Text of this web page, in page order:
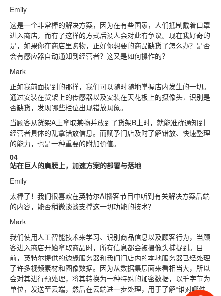
Emily
这是一个非常棒的解决方案，因为在有些国家，人们抵制戴着口罩
进入商店，而有了这样的方式后没人会对此有争议。现在我好奇的
是，如果你在商店里购物，正好你想要的商品缺货了怎么办？是否
会有感应器自动通知到经营者？这又是如何操作的？
Mark
正如我前面提到的那样，我们可以随时随地掌握店内发生的一切。
通过安装在货架上的传感器以及安装在天花板上的摄像头，识别是
否缺货，发现哪些栏位出现错放现象。
当顾客从货架A上拿取某物并放到了货架B上时，就能准确通知到
经营者具体的乱拿错放信息。而赋予门店及时了解错放、快速整理
的能力，也是一种重要的附加价值。
04
站在巨人的肩膀上，加速方案的部署与落地
Emily
太棒了！我们很喜欢在英特尔AI播客节目中听到有关解决方案后端
的内容，能否稍微谈谈支撑这一切功能的技术？
Mark
我们使用人工智能技术来学习、识别商品信息以及顾客行为，当顾
客进入商店开始拿取商品时，所有信息都会被摄像头捕捉到。目
前，英特尔提供的边缘服务器和我们门店内的本地服务器已经处理
了许多视频素材和图像数据。因为从数据集层面来看相当大，所以
会对其进行预处理，将其转换为一种特殊的加密数据，以千字节为
单位，发送至云端，然后在云端进一步处理，用于了解“谁对哪件